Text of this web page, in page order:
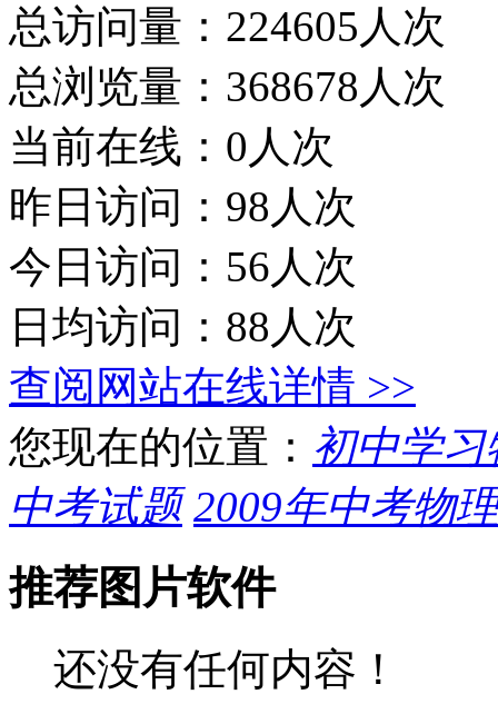
总访问量：224605人次
总浏览量：368678人次
当前在线：0人次
昨日访问：98人次
今日访问：56人次
日均访问：88人次
查阅网站在线详情 >>
您现在的位置： 初中学
中考试题 2009年中考物
推荐图片软件
还没有任何内容！